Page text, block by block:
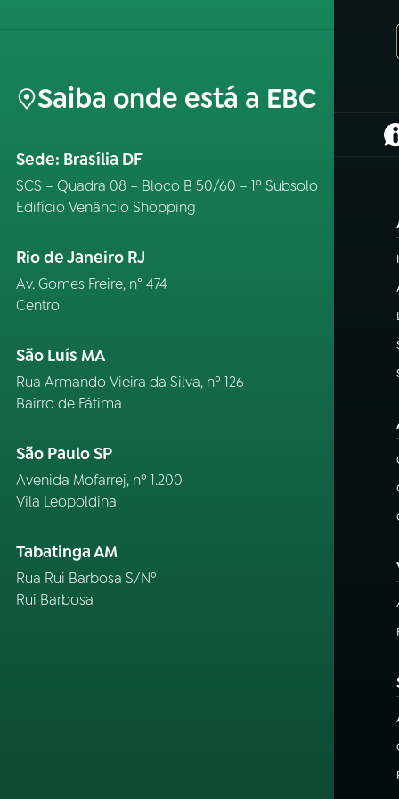
Saiba onde está a EBC
Sede: Brasília DF
SCS – Quadra 08 – Bloco B 50/60 – 1º Subsolo
Edifício Venâncio Shopping
Rio de Janeiro RJ
Av. Gomes Freire, n° 474
Centro
São Luís MA
Rua Armando Vieira da Silva, nº 126
Bairro de Fátima
São Paulo SP
Avenida Mofarrej, nº 1.200
Vila Leopoldina
Tabatinga AM
Rua Rui Barbosa S/Nº
Rui Barbosa